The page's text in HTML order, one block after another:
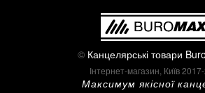
© Канцелярські товари
Інтернет-магазин, Київ
Максимум якісної